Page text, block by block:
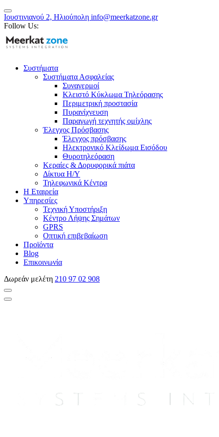
Ιουστινιανού 2, Ηλιούπολη info@meerkatzone.gr
Follow Us:
Συστήματα
Συστήματα Ασφαλείας
Συναγερμοί
Κλειστό Κύκλωμα Τηλεόρασης
Περιμετρική προστασία
Πυρανίχνευση
Παραγωγή τεχνητής ομίχλης
Έλεγχος Πρόσβασης
Έλεγχος πρόσβασης
Ηλεκτρονικό Κλείδωμα Εισόδου
Θυροτηλεόραση
Κεραίες & Δορυφορικά πιάτα
Δίκτυα Η/Υ
Τηλεφωνικά Κέντρα
Η Εταιρεία
Υπηρεσίες
Τεχνική Υποστήριξη
Κέντρο Λήψης Σημάτων
GPRS
Οπτική επιβεβαίωση
Προϊόντα
Blog
Επικοινωνία
Δωρεάν μελέτη 210 97 02 908